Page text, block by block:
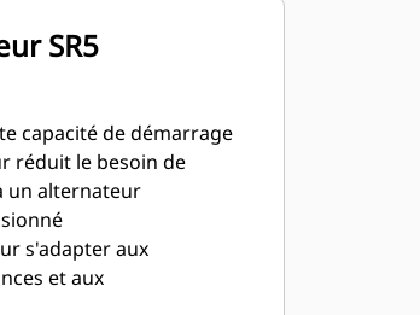
SR5
capacité de démarrage
réduit le besoin de
un alternateur
s'adapter aux
et aux